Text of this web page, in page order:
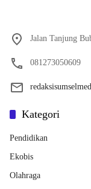
Jalan Tanjung
081273050609
Kategori
Pendidikan
Ekobis
Olahraga